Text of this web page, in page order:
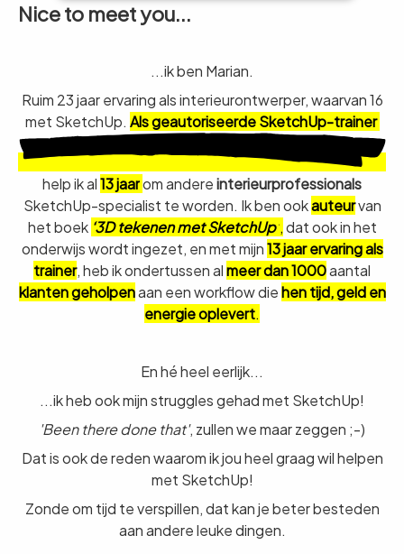
Nice to meet you...
...ik ben Marian.
Ruim 23 jaar ervaring als interieurontwerper, waarvan 16
met SketchUp. Als geautoriseerde SketchUp-trainer
help ik al13 jaarom andereinterieurprofessionals
SketchUp-specialist te worden. Ik ben ookauteurvan
het boek ‘3D tekenen met SketchUp’,dat ook in het
onderwijs wordt ingezet, en met mijn13 jaar ervaring als
trainer, heb ik ondertussen almeer dan 1000aantal
klanten geholpenaan een workflow diehen tijd, geld en
energie oplevert.
En hé heel eerlijk...
...ik heb ook mijn struggles gehad met SketchUp!
'Been there done that', zullen we maar zeggen ;-)
Dat is ook de reden waarom ik jou heel graag wil helpen
met SketchUp!
Zonde om tijd te verspillen, dat kan je beter besteden
aan andere leuke dingen.